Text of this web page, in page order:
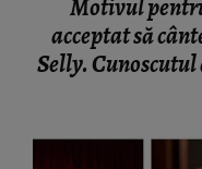
Motivul
acceptat să
Selly.